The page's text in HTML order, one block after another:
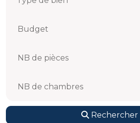
Budget
NB de pièces
NB de chambres
Rechercher